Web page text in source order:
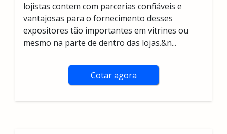
lojistas contem com parcerias confiáveis e
vantajosas para o fornecimento desses
expositores tão importantes em vitrines ou
mesmo na parte de dentro das lojas.&n...
Cotar agora